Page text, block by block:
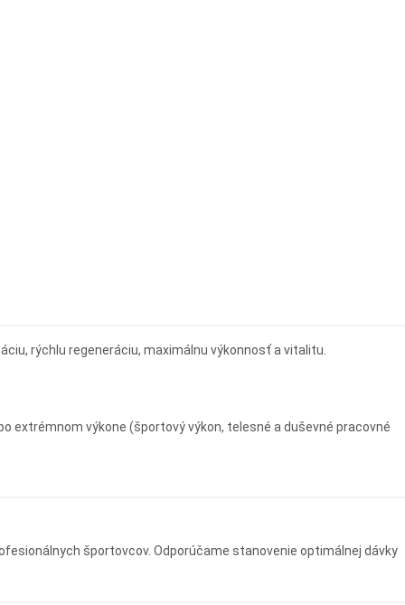
rýchlu regeneráciu, maximálnu výkonnosť a vitalitu.
extrémnom výkone (športový výkon, telesné a duševné pracovné
športovcov. Odporúčame stanovenie optimálnej dávky